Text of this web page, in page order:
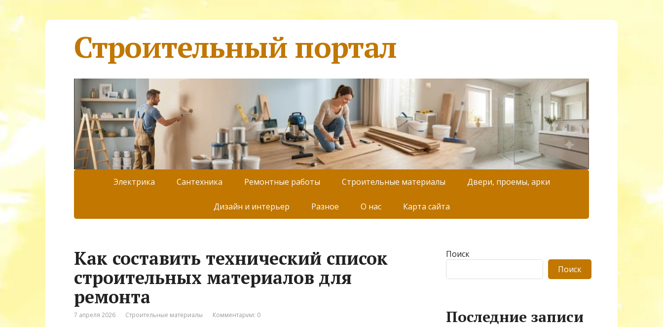
Строительный портал
Электрика Сантехника Ремонтные работы Строительные материалы Двери, проемы, арки
Дизайн и интерьер Разное О нас Карта сайта
Как составить технический список
строительных материалов для
ремонта
7 апреля 2026 Строительные материалы Комментарии: 0
Поиск
Поиск
Последние записи